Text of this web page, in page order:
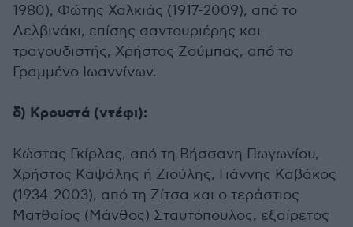
1980), Φώτης Χαλκιάς (1917-2009), από το
Δελβινάκι, επίσης σαντουριέρης και
τραγουδιστής, Χρήστος Ζούμπας, από το
Γραμμένο Ιωαννίνων.
δ) Κρουστά (ντέφι):
Κώστας Γκίρλας, από τη Βήσσανη Πωγωνίου,
Χρήστος Καψάλης ή Ζιούλης, Γιάννης Καβάκος
(1934-2003), από τη Ζίτσα και ο τεράστιος
Ματθαίος (Μάνθος) Σταυτόπουλος, εξαίρετος